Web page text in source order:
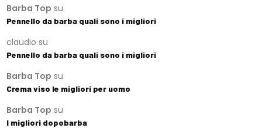
Barba Top su
Pennello da barba quali sono i migliori
claudio su
Pennello da barba quali sono i migliori
Barba Top su
Crema viso le migliori per uomo
Barba Top su
I migliori dopobarba